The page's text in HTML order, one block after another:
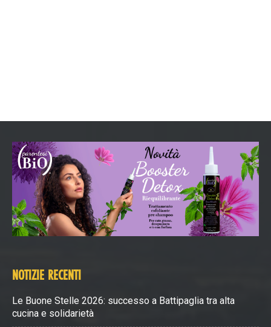
NOTIZIE RECENTI
Le Buone Stelle 2026: successo a Battipaglia tra alta
cucina e solidarietà